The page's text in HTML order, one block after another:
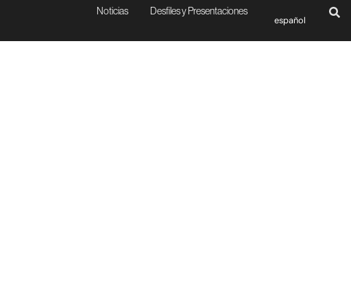
Noticias Desfiles y Presentaciones
español